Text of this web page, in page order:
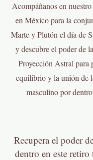
Acompáñanos en
en México para la
Marte y Plutón el día de
y descubre el poder de
Proyección Astral para
equilibrio y la unión de
masculino por
Recupera el poder
dentro en este